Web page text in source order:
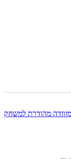
מחימר – מזוודה מהודרת למשחק